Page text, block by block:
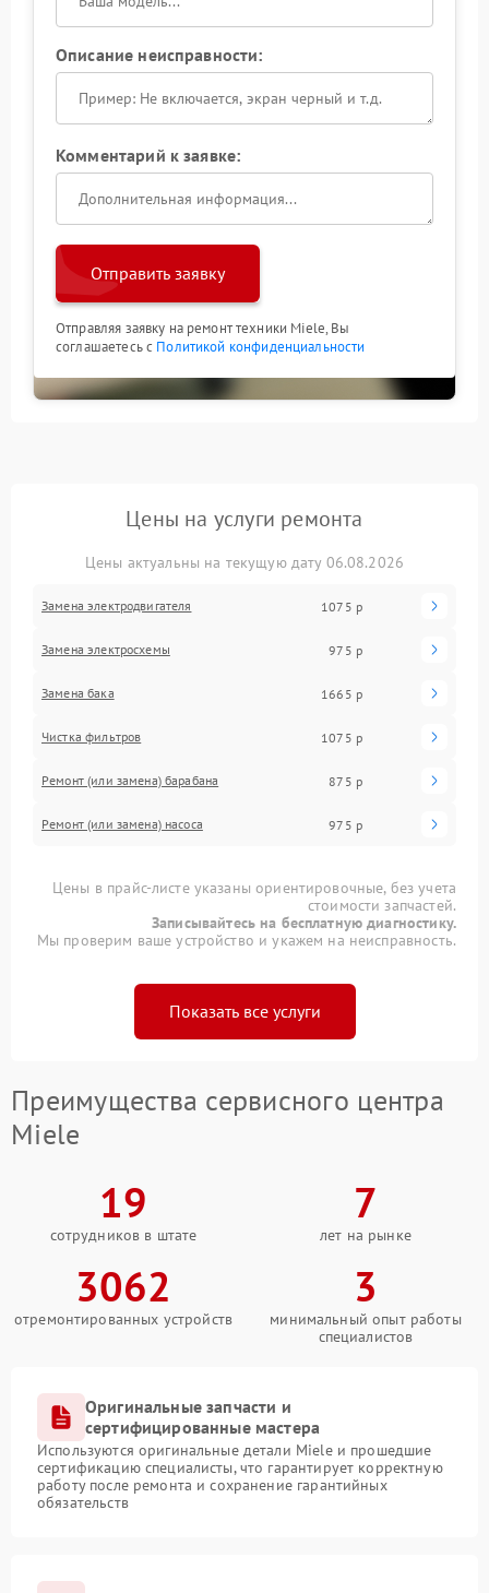
Описание неисправности:
Комментарий к заявке:
Отправить заявку
Отправляя заявку на ремонт техники Miele, Вы
соглашаетесь с Политикой конфиденциальности
Цены на услуги ремонта
Цены актуальны на текущую дату 06.08.2026
Замена электродвигателя 1075 р
Замена электросхемы 975 р
Замена бака 1665 р
Чистка фильтров 1075 р
Ремонт (или замена) барабана 875 р
Ремонт (или замена) насоса 975 р
Цены в прайс-листе указаны ориентировочные, без учета
стоимости запчастей.
Записывайтесь на бесплатную диагностику.
Мы проверим ваше устройство и укажем на неисправность.
Показать все услуги
Преимущества сервисного центра
Miele
19
сотрудников в штате
7
лет на рынке
3062
отремонтированных устройств
3
минимальный опыт работы
специалистов
Оригинальные запчасти и
сертифицированные мастера
Используются оригинальные детали Miele и прошедшие
сертификацию специалисты, что гарантирует корректную
работу после ремонта и сохранение гарантийных
обязательств